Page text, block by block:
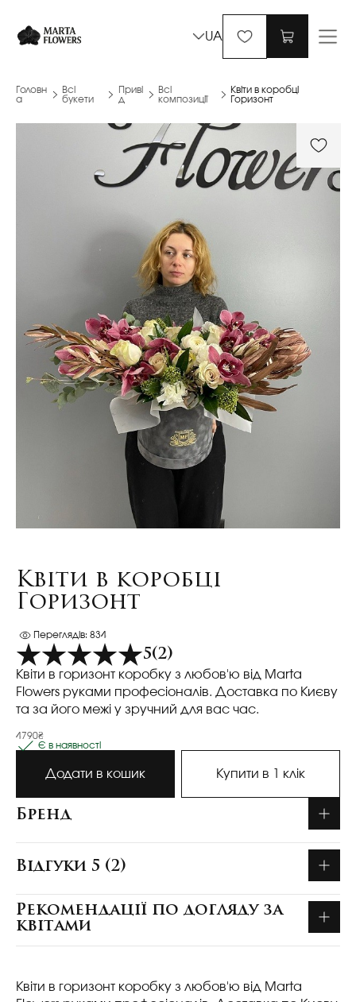
UA
Головн
а
Всі
букети
Приві
д
Всі
композиції
Квіти в коробці
Горизонт
Квіти в коробці
Горизонт
Переглядів: 834
5(2)
Квіти в горизонт коробку з любов'ю від Marta
Flowers руками професіоналів. Доставка по Києву
та за його межі у зручний для вас час.
4790₴
Є в наявності
Додати в кошик Купити в 1 клік
Бренд
Відгуки 5 (2)
Рекомендації по догляду за
квітами
Квіти в горизонт коробку з любов'ю від Marta